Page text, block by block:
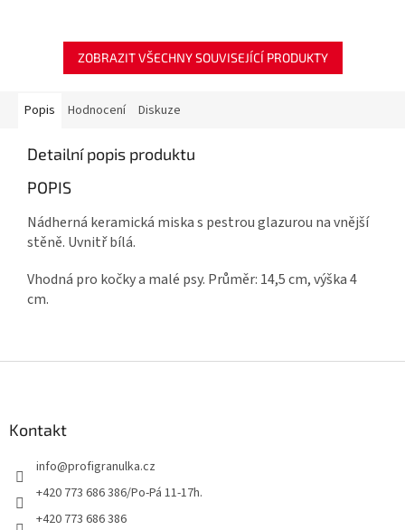
ZOBRAZIT VŠECHNY SOUVISEJÍCÍ PRODUKTY
Popis Hodnocení Diskuze
Detailní popis produktu
POPIS
Nádherná keramická miska s pestrou glazurou na vnější
stěně. Uvnitř bílá.
Vhodná pro kočky a malé psy. Průměr: 14,5 cm, výška 4
cm.
Kontakt
info@profigranulka.cz
+420 773 686 386/Po-Pá 11-17h.
+420 773 686 386